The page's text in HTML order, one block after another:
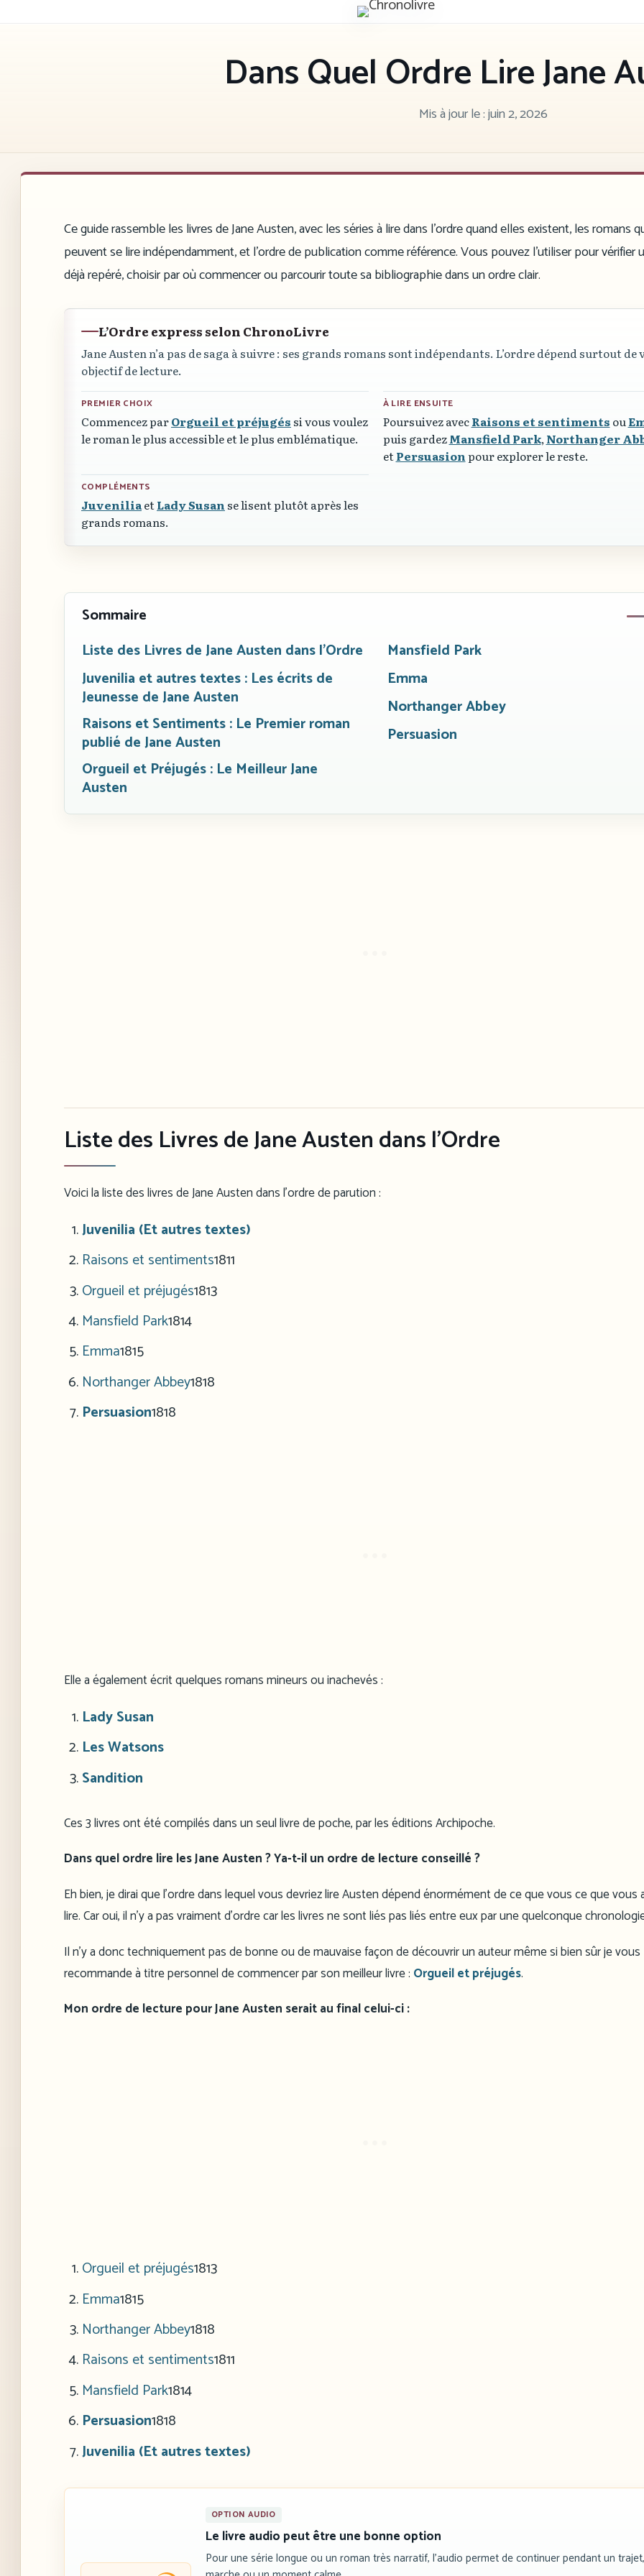
Dans Quel Ordre Lire Jane
Mis à jour le :juin 2, 2026
Ce guide rassemble les livres de Jane Austen, avec les séries à lire dans l’ordre quand elles existent, les romans
peuvent se lire indépendamment, et l’ordre de publication comme référence. Vous pouvez l’utiliser pour vérifier
déjà repéré, choisir par où commencer ou parcourir toute sa bibliographie dans un ordre clair.
L’Ordre express selon ChronoLivre
Jane Austen n’a pas de saga à suivre : ses grands romans sont indépendants. L’ordre dépend surtout de
objectif de lecture.
PREMIER CHOIX
Commencez parOrgueil et préjugés si vous voulez
le roman le plus accessible et le plus emblématique.
À LIRE ENSUITE
Poursuivez avecRaisons et sentiments ou
puis gardezMansfield Park,Northanger
etPersuasionpour explorer le reste.
COMPLÉMENTS
JuveniliaetLady Susan se lisent plutôt après les
grands romans.
Sommaire
Liste des Livres de Jane Austen dans l’Ordre
Juvenilia et autres textes : Les écrits de
Jeunesse de Jane Austen
Raisons et Sentiments : Le Premier roman
publié de Jane Austen
Orgueil et Préjugés : Le Meilleur Jane
Austen
Mansfield Park
Emma
Northanger Abbey
Persuasion
Liste des Livres de Jane Austen dans l’Ordre
Voici la liste des livres de Jane Austen dans l’ordre de parution :
Juvenilia (Et autres textes)
Raisons et sentiments1811
Orgueil et préjugés1813
Mansfield Park1814
Emma1815
Northanger Abbey1818
Persuasion1818
Elle a également écrit quelques romans mineurs ou inachevés :
Lady Susan
Les Watsons
Sandition
Ces 3 livres ont été compilés dans un seul livre de poche, par les éditions Archipoche.
Dans quel ordre lire les Jane Austen ? Ya-t-il un ordre de lecture conseillé ?
Eh bien, je dirai que l’ordre dans lequel vous devriez lire Austen dépend énormément de ce que vous ce que vous
lire. Car oui, il n’y a pas vraiment d’ordre car les livres ne sont liés pas liés entre eux par une quelconque
Il n’y a donc techniquement pas de bonne ou de mauvaise façon de découvrir un auteur même si bien sûr je vous
recommande à titre personnel de commencer par son meilleur livre : Orgueil et préjugés.
Mon ordre de lecture pour Jane Austen serait au final celui-ci :
Orgueil et préjugés1813
Emma1815
Northanger Abbey1818
Raisons et sentiments1811
Mansfield Park1814
Persuasion1818
Juvenilia (Et autres textes)
OPTION AUDIO
Le livre audio peut être une bonne option
Pour une série longue ou un roman très narratif, l’audio permet de continuer pendant un